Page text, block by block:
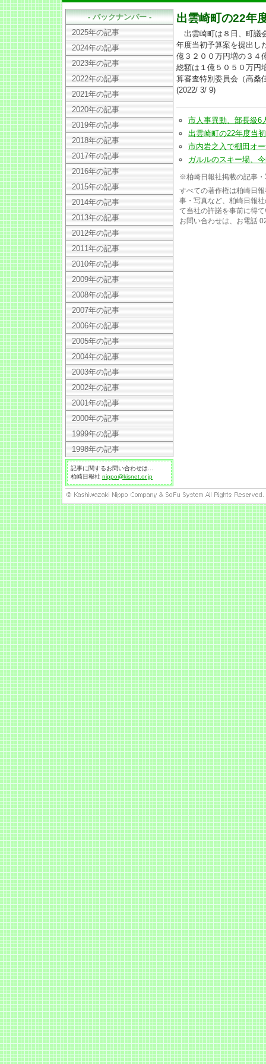
出雲崎町の22年
出雲崎町は８日、町議
年度当初予算案を提出し
億３２００万円増の３４
総額は１億５０５０万円
算審査特別委員会（高桑
(2022/ 3/ 9)
市人事異動、部長級6
出雲崎町の22年度当
市内岩之入で棚田オ
ガルルのスキー場、
※柏崎日報社掲載の記事
すべての著作権は柏崎日
事・写真など、柏崎日報
て当社の許諾を事前に得
お問い合わせは、お電話
- バックナンバー -
2025年の記事
2024年の記事
2023年の記事
2022年の記事
2021年の記事
2020年の記事
2019年の記事
2018年の記事
2017年の記事
2016年の記事
2015年の記事
2014年の記事
2013年の記事
2012年の記事
2011年の記事
2010年の記事
2009年の記事
2008年の記事
2007年の記事
2006年の記事
2005年の記事
2004年の記事
2003年の記事
2002年の記事
2001年の記事
2000年の記事
1999年の記事
1998年の記事
記事に関するお問い合わせは...
柏崎日報社 nippo@kisnet.or.jp